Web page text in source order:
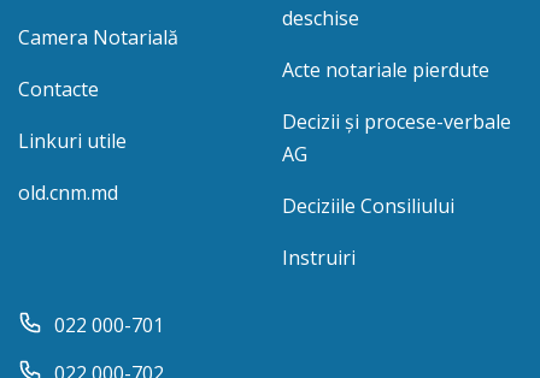
Camera Notarială
Contacte
Linkuri utile
old.cnm.md
deschise
Acte notariale pierdute
Decizii și procese-verbale
AG
Deciziile Consiliului
Instruiri
022 000-701